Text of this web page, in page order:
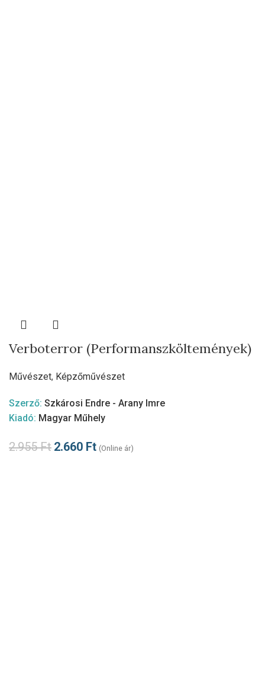
Verboterror (Performanszköltemények)
Művészet, Képzőművészet
Szerző: Szkárosi Endre - Arany Imre
Kiadó: Magyar Műhely
2.955Ft 2.660 Ft (Online ár)